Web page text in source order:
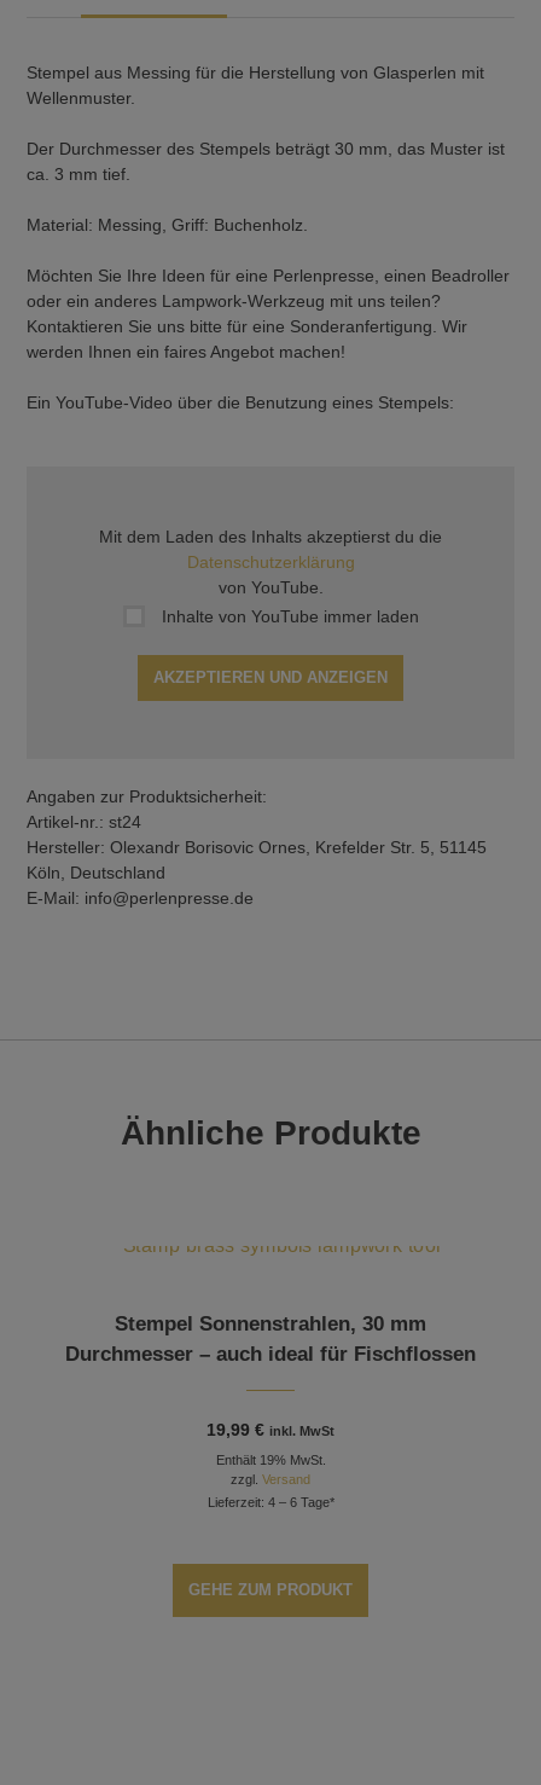
Stempel aus Messing für die Herstellung von Glasperlen mit
Wellenmuster.
Der Durchmesser des Stempels beträgt 30 mm, das Muster ist
ca. 3 mm tief.
Material: Messing, Griff: Buchenholz.
Möchten Sie Ihre Ideen für eine Perlenpresse, einen Beadroller
oder ein anderes Lampwork-Werkzeug mit uns teilen?
Kontaktieren Sie uns bitte für eine Sonderanfertigung. Wir
werden Ihnen ein faires Angebot machen!
Ein YouTube-Video über die Benutzung eines Stempels:
Mit dem Laden des Inhalts akzeptierst du die
Datenschutzerklärung
von YouTube.
Inhalte von YouTube immer laden
AKZEPTIEREN UND ANZEIGEN
Angaben zur Produktsicherheit:
Artikel-nr.: st24
Hersteller: Olexandr Borisovic Ornes, Krefelder Str. 5, 51145
Köln, Deutschland
E-Mail: info@perlenpresse.de
Ähnliche Produkte
Stempel Sonnenstrahlen, 30 mm
Durchmesser – auch ideal für Fischflossen
19,99€ inkl. MwSt
Enthält 19% MwSt.
zzgl.Versand
Lieferzeit: 4 – 6 Tage*
GEHE ZUM PRODUKT